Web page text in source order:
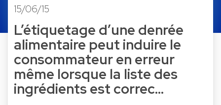
15/06/15
L’étiquetage d’une denrée
alimentaire peut induire le
consommateur en erreur
même lorsque la liste des
ingrédients est correc…